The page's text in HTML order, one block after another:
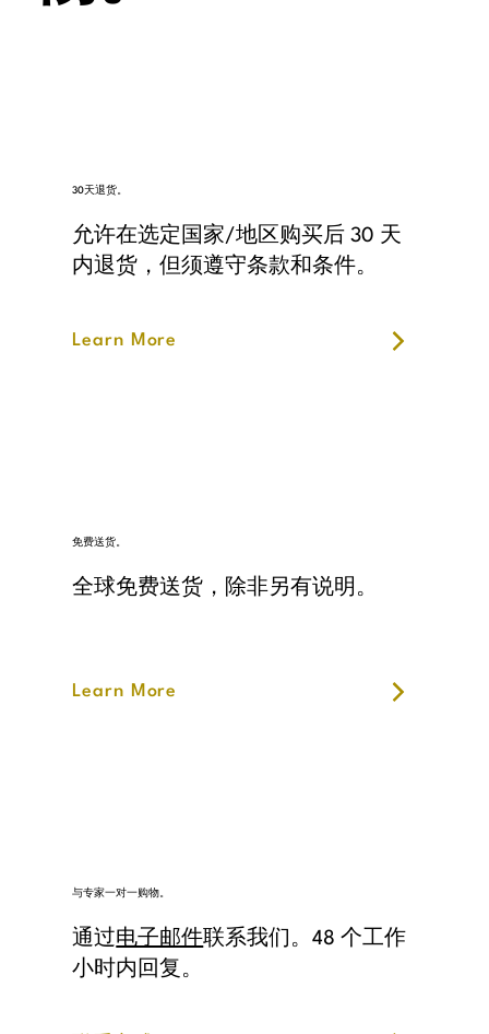
30天退货。
允许在选定国家/地区购买后 30 天
内退货，但须遵守条款和条件。
Learn More
免费送货。
全球免费送货，除非另有说明。
Learn More
与专家一对一购物。
通过电子邮件联系我们。48 个工作
小时内回复。